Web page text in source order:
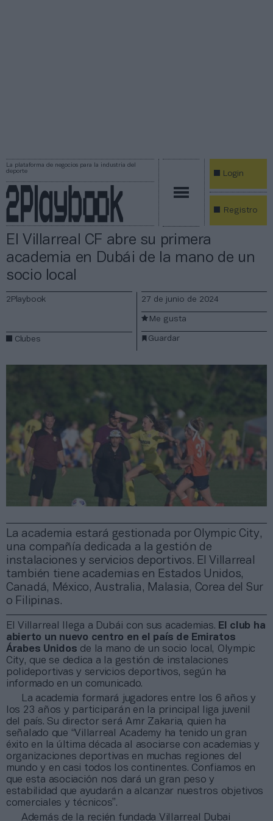
La plataforma de negocios para la industria del
deporte
Login
Registro
El Villarreal CF abre su primera
academia en Dubái de la mano de un
socio local
La academia estará gestionada por Olympic City,
una compañía dedicada a la gestión de
instalaciones y servicios deportivos. El Villarreal
también tiene academias en Estados Unidos,
Canadá, México, Australia, Malasia, Corea del Sur
o Filipinas.
2Playbook
Clubes
27 de junio de 2024
Guardar
Me gusta
El Villarreal llega a Dubái con sus academias. El club ha
abierto un nuevo centro en el país de Emiratos
Árabes Unidos de la mano de un socio local, Olympic
City, que se dedica a la gestión de instalaciones
polideportivas y servicios deportivos, según ha
informado en un comunicado.
La academia formará jugadores entre los 6 años y
los 23 años y participarán en la principal liga juvenil
del país. Su director será Amr Zakaria, quien ha
señalado que “Villarreal Academy ha tenido un gran
éxito en la última década al asociarse con academias y
organizaciones deportivas en muchas regiones del
mundo y en casi todos los continentes. Confiamos en
que esta asociación nos dará un gran peso y
estabilidad que ayudarán a alcanzar nuestros objetivos
comerciales y técnicos”.
Además de la recién fundada Villarreal Dubai